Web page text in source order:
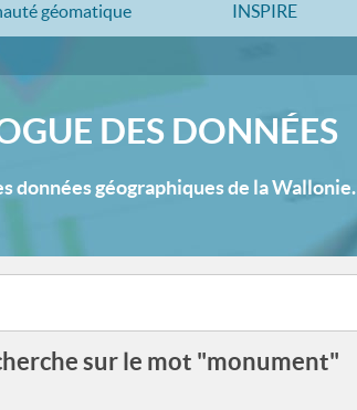
géomatique INSPIRE
DES DONNÉES
données géographiques de la Wallonie.
sur le mot "monument"